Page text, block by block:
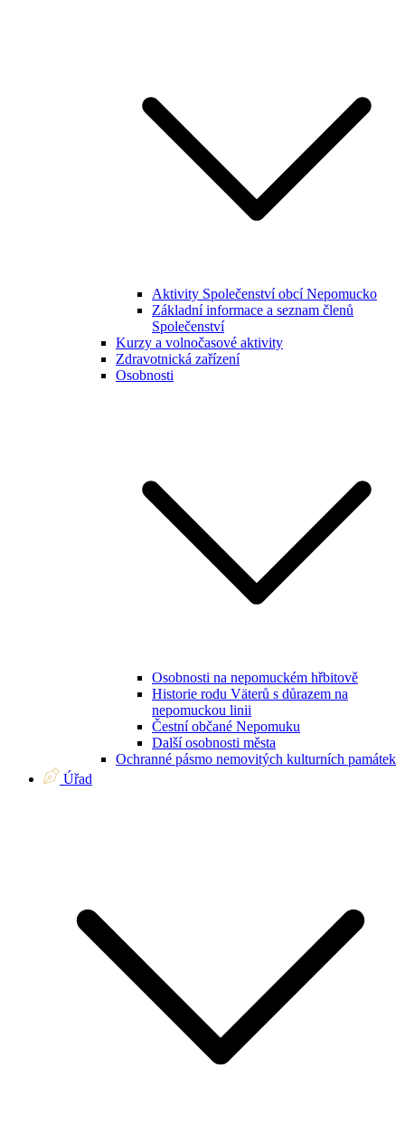
Aktivity Společenství obcí Nepomucko
Základní informace a seznam členů
Společenství
Kurzy a volnočasové aktivity
Zdravotnická zařízení
Osobnosti
Osobnosti na nepomuckém hřbitově
Historie rodu Väterů s důrazem na
nepomuckou linii
Čestní občané Nepomuku
Další osobnosti města
Ochranné pásmo nemovitých kulturních památek
Úřad